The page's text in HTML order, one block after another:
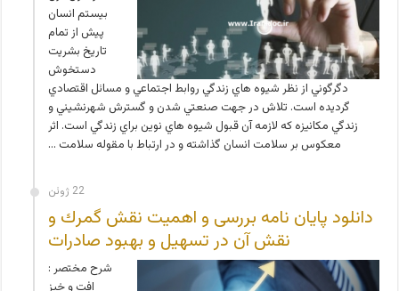
بيستم انسان
پيش از تمام
تاريخ بشريت
دستخوش
دگرگوني از نظر شيوه هاي زندگي روابط اجتماعي و مسائل اقتصادي
گرديده است. تلاش در جهت صنعتي شدن و گسترش شهرنشيني و
زندگي مکانيزه که لازمه آن قبول شيوه هاي نوين براي زندگي است. اثر
معکوس بر سلامت انسان گذاشته و در ارتباط با مقوله سلامت …
22 ژوئن
دانلود پایان نامه بررسی و اهمیت نقش گمرك و
نقش آن در تسهیل و بهبود صادرات
شرح مختصر :